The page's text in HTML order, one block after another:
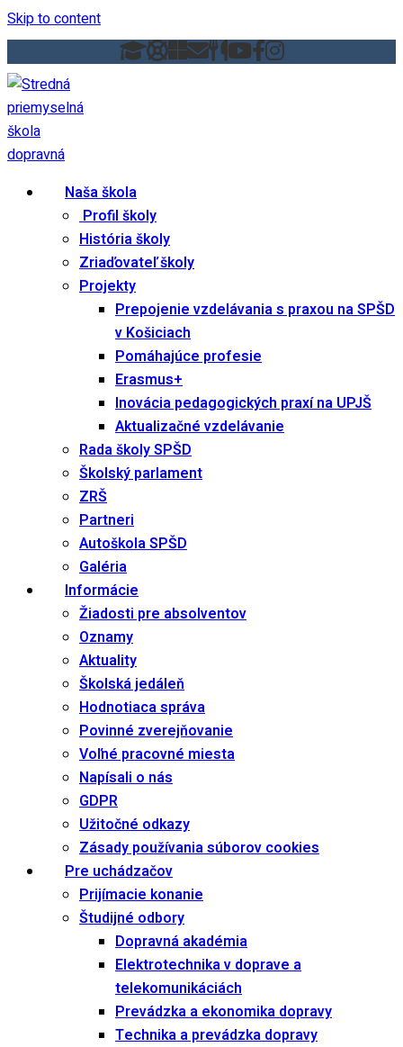
Skip to content
Naša škola
Profil školy
História školy
Zriaďovateľ školy
Projekty
Prepojenie vzdelávania s praxou na SPŠD
v Košiciach
Pomáhajúce profesie
Erasmus+
Inovácia pedagogických praxí na UPJŠ
Aktualizačné vzdelávanie
Rada školy SPŠD
Školský parlament
ZRŠ
Partneri
Autoškola SPŠD
Galéria
Informácie
Žiadosti pre absolventov
Oznamy
Aktuality
Školská jedáleň
Hodnotiaca správa
Povinné zverejňovanie
Voľné pracovné miesta
Napísali o nás
GDPR
Užitočné odkazy
Zásady používania súborov cookies
Pre uchádzačov
Prijímacie konanie
Študijné odbory
Dopravná akadémia
Elektrotechnika v doprave a
telekomunikáciách
Prevádzka a ekonomika dopravy
Technika a prevádzka dopravy